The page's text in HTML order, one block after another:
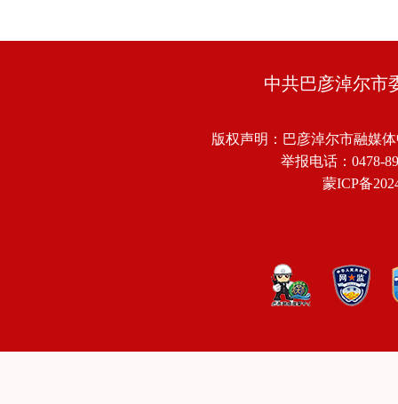
中共巴彦淖尔市
版权声明：巴彦淖尔市融媒
举报电话：0478-
蒙ICP备